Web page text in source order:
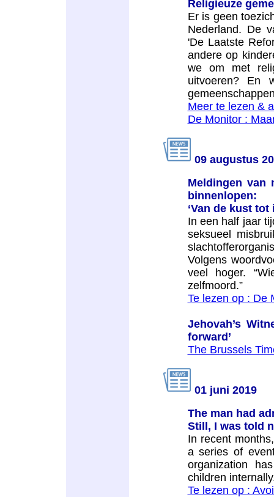
Religieuze
Er is geen
Nederland. De
'De Laatste
andere op
we om met
uitvoeren? En
Meer te lezen &
De Monitor :
09 augustus
Meldingen van
binnenlopen:
‘Van de kust tot
In een half jaar
seksueel
Volgens
veel hoger.
zelfmoord.”
Te lezen op : De
Jehovah’s
forward’
The Brussels
01 juni 2019
The man had
Still, I was told
In recent
a series of
organization
children
Te lezen op :